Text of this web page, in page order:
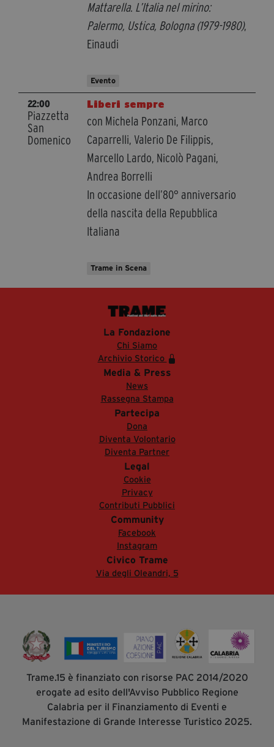
Mattarella. L’Italia nel mirino:
Palermo, Ustica, Bologna (1979-1980),
Einaudi
Evento
22:00
Piazzetta
San
Domenico
Liberi sempre
con Michela Ponzani, Marco
Caparrelli, Valerio De Filippis,
Marcello Lardo, Nicolò Pagani,
Andrea Borrelli
In occasione dell’80° anniversario
della nascita della Repubblica
Italiana
Trame in Scena
La Fondazione
Chi Siamo
Archivio Storico
Media & Press
News
Rassegna Stampa
Partecipa
Dona
Diventa Volontario
Diventa Partner
Legal
Cookie
Privacy
Contributi Pubblici
Community
Facebook
Instagram
Civico Trame
Via degli Oleandri, 5
Trame.15 è finanziato con risorse PAC 2014/2020
erogate ad esito dell'Avviso Pubblico Regione
Calabria per il Finanziamento di Eventi e
Manifestazione di Grande Interesse Turistico 2025.